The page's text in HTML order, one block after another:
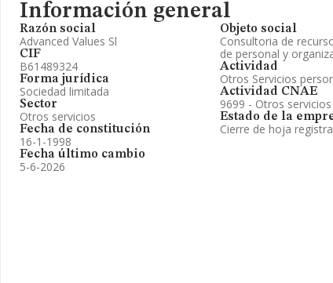
Información general
Razón social
Advanced Values Sl
CIF
B61489324
Forma jurídica
Sociedad limitada
Sector
Otros servicios
Fecha de constitución
16-1-1998
Fecha último cambio
5-6-2026
Objeto social
Consultoria de
de personal y
Actividad
Otros Servicios
Actividad CNAE
9699 - Otros
Estado de la
Cierre de hoja